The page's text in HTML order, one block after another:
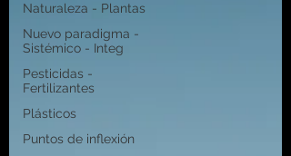
Naturaleza - Plantas
Nuevo paradigma -
Sistémico - Integ
Pesticidas -
Fertilizantes
Plásticos
Puntos de inflexión